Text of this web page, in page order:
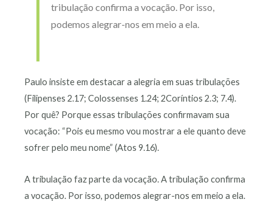
tribulação confirma a vocação. Por isso,
podemos alegrar-nos em meio a ela.
Paulo insiste em destacar a alegria em suas tribulações
(Filipenses 2.17; Colossenses 1.24; 2Coríntios 2.3; 7.4).
Por quê? Porque essas tribulações confirmavam sua
vocação: “Pois eu mesmo vou mostrar a ele quanto deve
sofrer pelo meu nome” (Atos 9.16).
A tribulação faz parte da vocação. A tribulação confirma
a vocação. Por isso, podemos alegrar-nos em meio a ela.